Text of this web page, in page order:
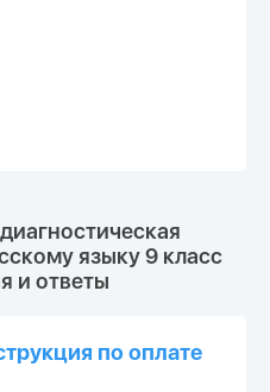
языку 9 класс
и ответы
по оплате